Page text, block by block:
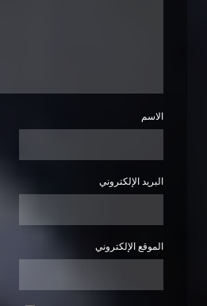
الاسم
البريد الإلكتروني
الموقع الإلكتروني